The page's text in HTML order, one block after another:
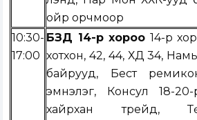
ойр орчмоор
10:30-
17:00
БЗД 14-р хороо 14-р
хотхон, 42, 44, ХД 34,
байрууд, Бест
эмнэлэг, Консул 18-
хайрхан трейд,